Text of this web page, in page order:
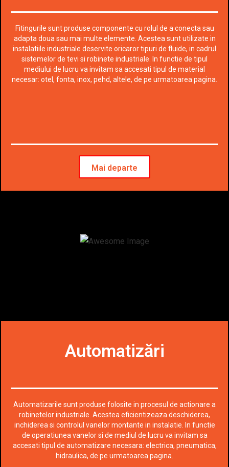
Fitingurile sunt produse componente cu rolul de a conecta sau
adapta doua sau mai multe elemente. Acestea sunt utilizate in
instalatiile industriale deservite oricaror tipuri de fluide, in cadrul
sistemelor de tevi si robinete industriale. In functie de tipul
mediului de lucru va invitam sa accesati tipul de material
necesar: otel, fonta, inox, pehd, altele, de pe urmatoarea pagina.
Mai departe
Automatizări
Automatizarile sunt produse folosite in procesul de actionare a
robinetelor industriale. Acestea eficientizeaza deschiderea,
inchiderea si controlul vanelor montante in instalatie. In functie
de operatiunea vanelor si de mediul de lucru va invitam sa
accesati tipul de automatizare necesara: electrica, pneumatica,
hidraulica, de pe urmatoarea pagina.